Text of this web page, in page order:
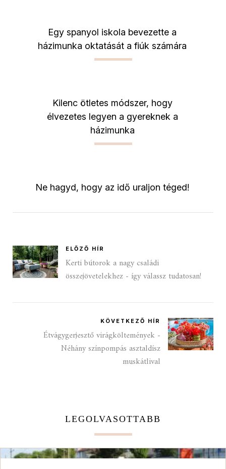
Egy spanyol iskola bevezette a
házimunka oktatását a fiúk számára
Kilenc ötletes módszer, hogy
élvezetes legyen a gyereknek a
házimunka
Ne hagyd, hogy az idő uraljon téged!
ELŐZŐ HÍR
Kerti bútorok a nagy családi
összejövetelekhez - így válassz tudatosan!
KÖVETKEZŐ HÍR
Étvágygerjesztő virágköltemények -
Néhány színpompás asztaldísz
muskátlival
LEGOLVASOTTABB